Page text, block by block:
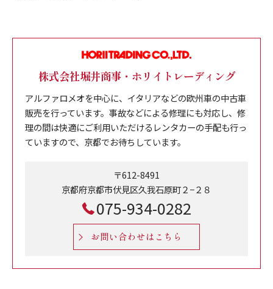
株式会社堀井商事・ホリイトレーディング
アルファロメオを中心に、イタリアなどの欧州車の中古車
販売を行っています。事故などによる修理にも対応し、修
理の間は快適にご利用いただけるレンタカーの手配も行っ
ていますので、京都でお待ちしています。
〒612-8491
京都府京都市伏見区久我石原町２−２８
075-934-0282
お問い合わせはこちら